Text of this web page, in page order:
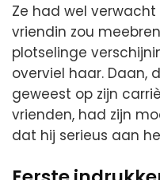
Ze had wel
vriendin zou
plotselinge
overviel haar. Daan,
geweest op zijn
vrienden, had zijn
dat hij serieus aan